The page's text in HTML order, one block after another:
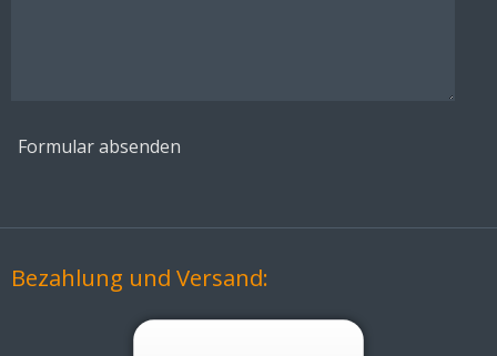
Formular absenden
Bezahlung und Versand: